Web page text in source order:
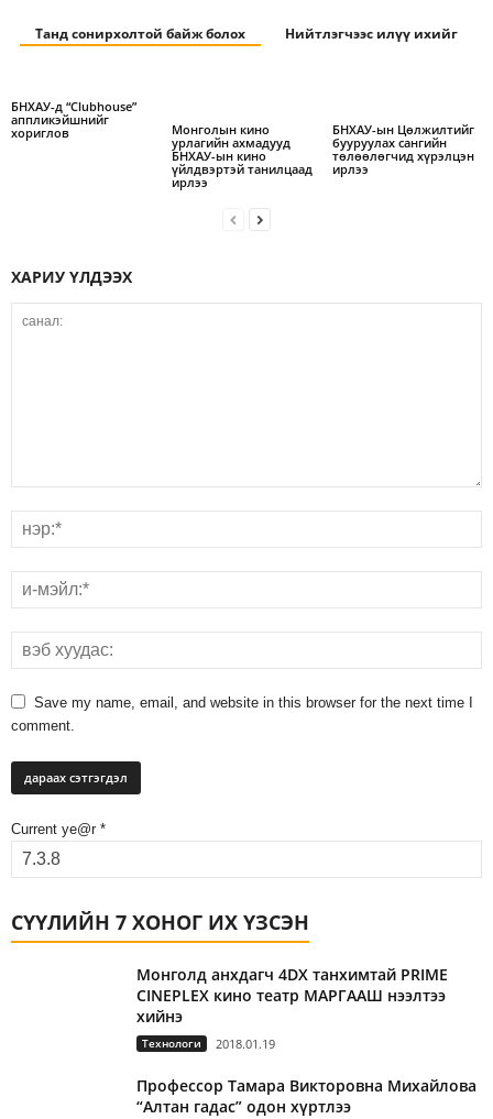
Танд сонирхолтой байж болох Нийтлэгчээс илүү ихийг
БНХАУ-д “Clubhouse”
аппликэйшнийг
хориглов
Монголын кино
урлагийн ахмадууд
БНХАУ-ын кино
үйлдвэртэй танилцаад
ирлээ
БНХАУ-ын Цөлжилтийг
бууруулах сангийн
төлөөлөгчид хүрэлцэн
ирлээ
ХАРИУ ҮЛДЭЭХ
Save my name, email, and website in this browser for the next time I
comment.
Current ye@r *
СҮҮЛИЙН 7 ХОНОГ ИХ ҮЗСЭН
Монголд анхдагч 4DX танхимтай PRIME
CINEPLEX кино театр МАРГААШ нээлтээ
хийнэ
Технологи 2018.01.19
Профессор Тамара Викторовна Михайлова
“Алтан гадас” одон хүртлээ